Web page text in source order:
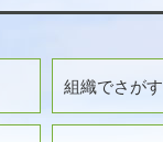
組織でさがす